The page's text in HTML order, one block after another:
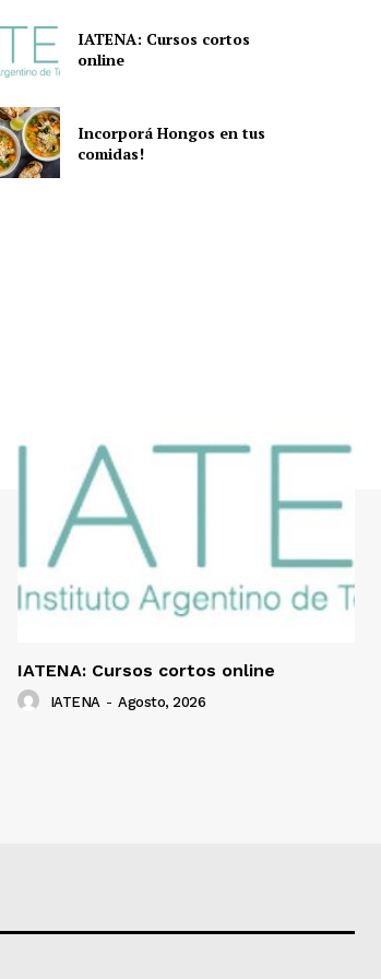
IATENA: Cursos cortos
online
Incorporá Hongos en tus
comidas!
IATENA: Cursos cortos online
IATENA - Agosto, 2026